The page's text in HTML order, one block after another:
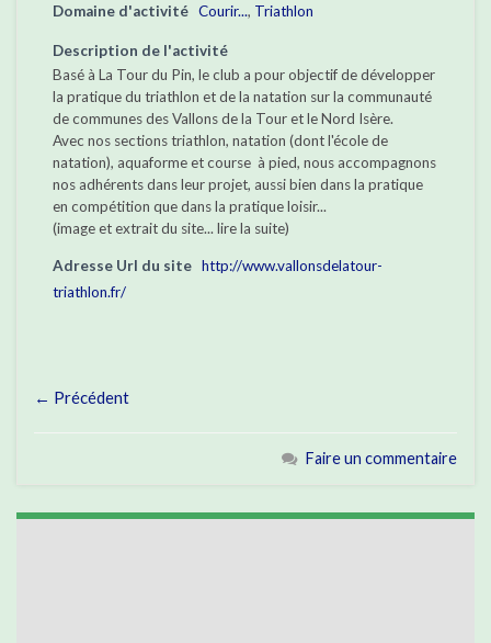
Domaine d'activité Courir..., Triathlon
Description de l'activité
Basé à La Tour du Pin, le club a pour objectif de développer
la pratique du triathlon et de la natation sur la communauté
de communes des Vallons de la Tour et le Nord Isère.
Avec nos sections triathlon, natation (dont l'école de
natation), aquaforme et course à pied, nous accompagnons
nos adhérents dans leur projet, aussi bien dans la pratique
en compétition que dans la pratique loisir...
(image et extrait du site... lire la suite)
Adresse Url du site http://www.vallonsdelatour-
triathlon.fr/
← Précédent
Faire un commentaire